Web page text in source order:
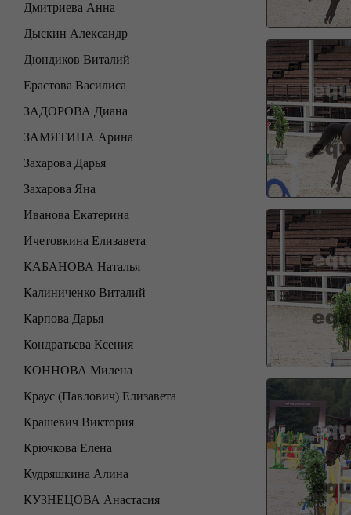
Дмитриева Анна
Дыскин Александр
Дюндиков Виталий
Ерастова Василиса
ЗАДОРОВА Диана
ЗАМЯТИНА Арина
Захарова Дарья
Захарова Яна
Иванова Екатерина
Ичетовкина Елизавета
КАБАНОВА Наталья
Калиниченко Виталий
Карпова Дарья
Кондратьева Ксения
КОННОВА Милена
Краус (Павлович) Елизавета
Крашевич Виктория
Крючкова Елена
Кудряшкина Алина
КУЗНЕЦОВА Анастасия